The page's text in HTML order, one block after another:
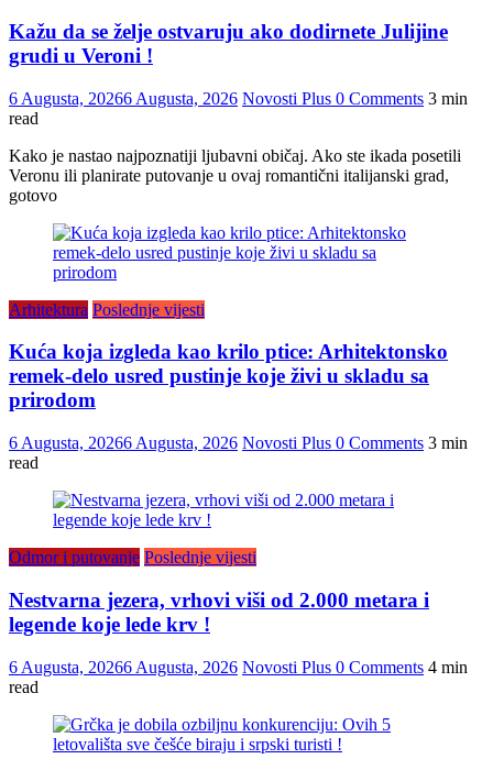
Kažu da se želje ostvaruju ako dodirnete Julijine
grudi u Veroni !
6 Augusta, 20266 Augusta, 2026 Novosti Plus 0 Comments 3 min
read
Kako je nastao najpoznatiji ljubavni običaj. Ako ste ikada posetili
Veronu ili planirate putovanje u ovaj romantični italijanski grad,
gotovo
Arhitektura Poslednje vijesti
Kuća koja izgleda kao krilo ptice: Arhitektonsko
remek-delo usred pustinje koje živi u skladu sa
prirodom
6 Augusta, 20266 Augusta, 2026 Novosti Plus 0 Comments 3 min
read
Odmor i putovanje Poslednje vijesti
Nestvarna jezera, vrhovi viši od 2.000 metara i
legende koje lede krv !
6 Augusta, 20266 Augusta, 2026 Novosti Plus 0 Comments 4 min
read